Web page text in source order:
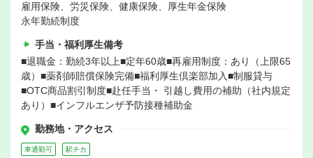
雇用保険、労災保険、健康保険、厚生年金保険
永年勤続制度
手当・福利厚生備考
■退職金：勤続3年以上■定年60歳■再雇用制度：あり（上限65
歳）■薬剤師賠償保険完備■福利厚生倶楽部加入■制服貸与
■OTC商品割引制度■赴任手当・ 引越し費用の補助（社内規定
あり）■インフルエンザ予防接種補助金
勤務地・アクセス
車通勤可 駅チカ